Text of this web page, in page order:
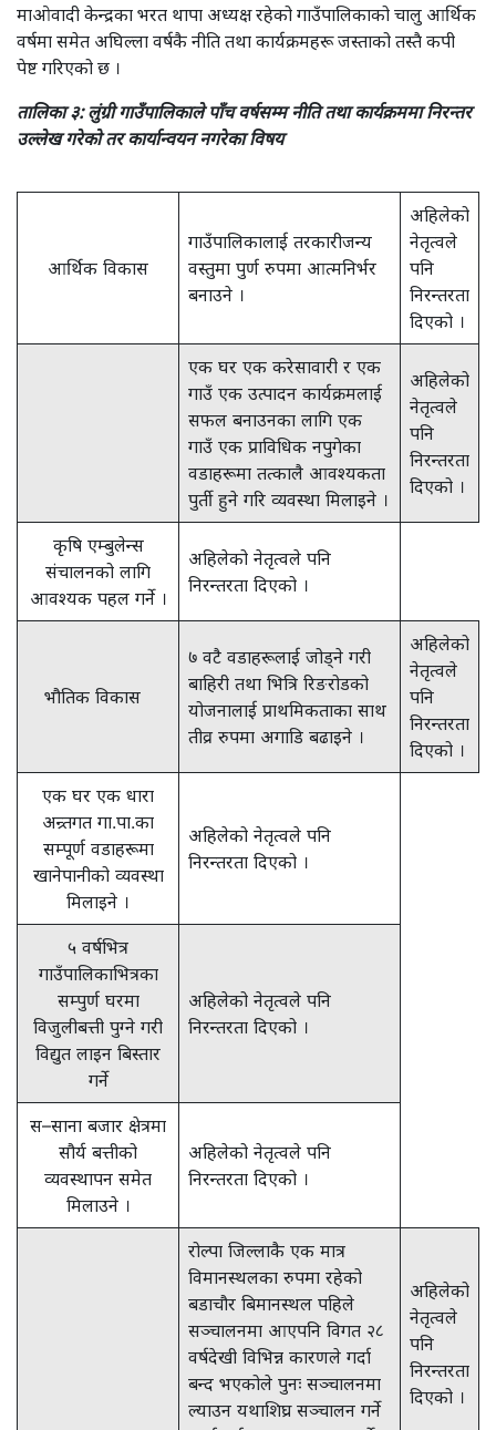
माओवादी केन्द्रका भरत थापा अध्यक्ष रहेको गाउँपालिकाको चालु आर्थिक
वर्षमा समेत अघिल्ला वर्षकै नीति तथा कार्यक्रमहरू जस्ताको तस्तै कपी
पेष्ट गरिएको छ ।
तालिका ३: लुंग्री गाउँपालिकाले पाँच वर्षसम्म नीति तथा कार्यक्रममा निरन्तर
उल्लेख गरेको तर कार्यान्वयन नगरेका विषय
आर्थिक विकास
गाउँपालिकालाई तरकारीजन्य
वस्तुमा पुर्ण रुपमा आत्मनिर्भर
बनाउने ।
अहिलेको
नेतृत्वले
पनि
निरन्तरता
दिएको ।
एक घर एक करेसावारी र एक
गाउँ एक उत्पादन कार्यक्रमलाई
सफल बनाउनका लागि एक
गाउँ एक प्राविधिक नपुगेका
वडाहरूमा तत्कालै आवश्यकता
पुर्ती हुने गरि व्यवस्था मिलाइने ।
अहिलेको
नेतृत्वले
पनि
निरन्तरता
दिएको ।
कृषि एम्बुलेन्स
संचालनको लागि
आवश्यक पहल गर्ने ।
अहिलेको नेतृत्वले पनि
निरन्तरता दिएको ।
भौतिक विकास
७ वटै वडाहरूलाई जोड्ने गरी
बाहिरी तथा भित्रि रिङरोडको
योजनालाई प्राथमिकताका साथ
तीव्र रुपमा अगाडि बढाइने ।
अहिलेको
नेतृत्वले
पनि
निरन्तरता
दिएको ।
एक घर एक धारा
अन्र्तगत गा.पा.का
सम्पूर्ण वडाहरूमा
खानेपानीको व्यवस्था
मिलाइने ।
अहिलेको नेतृत्वले पनि
निरन्तरता दिएको ।
५ वर्षभित्र
गाउँपालिकाभित्रका
सम्पुर्ण घरमा
विजुलीबत्ती पुग्ने गरी
विद्युत लाइन बिस्तार
गर्ने
अहिलेको नेतृत्वले पनि
निरन्तरता दिएको ।
स–साना बजार क्षेत्रमा
सौर्य बत्तीको
व्यवस्थापन समेत
मिलाउने ।
अहिलेको नेतृत्वले पनि
निरन्तरता दिएको ।
रोल्पा जिल्लाकै एक मात्र
विमानस्थलका रुपमा रहेको
बडाचौर बिमानस्थल पहिले
सञ्चालनमा आएपनि विगत २८
वर्षदेखी विभिन्न कारणले गर्दा
बन्द भएकोले पुनः सञ्चालनमा
ल्याउन यथाशिघ्र सञ्चालन गर्ने
अहिलेको
नेतृत्वले
पनि
निरन्तरता
दिएको ।